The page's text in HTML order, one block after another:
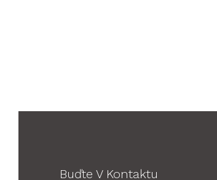
Buďte V Kontaktu